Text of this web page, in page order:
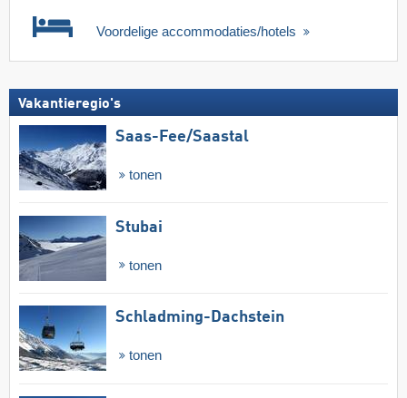
Voordelige accommodaties/hotels
Vakantieregio's
Saas-Fee/​Saastal
tonen
Stubai
tonen
Schladming-Dachstein
tonen